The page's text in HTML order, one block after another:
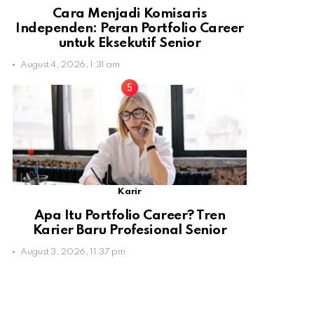
Cara Menjadi Komisaris
Independen: Peran Portfolio Career
untuk Eksekutif Senior
August 4, 2026, 1:31 am
Karir
Apa Itu Portfolio Career? Tren
Karier Baru Profesional Senior
August 3, 2026, 11:37 pm